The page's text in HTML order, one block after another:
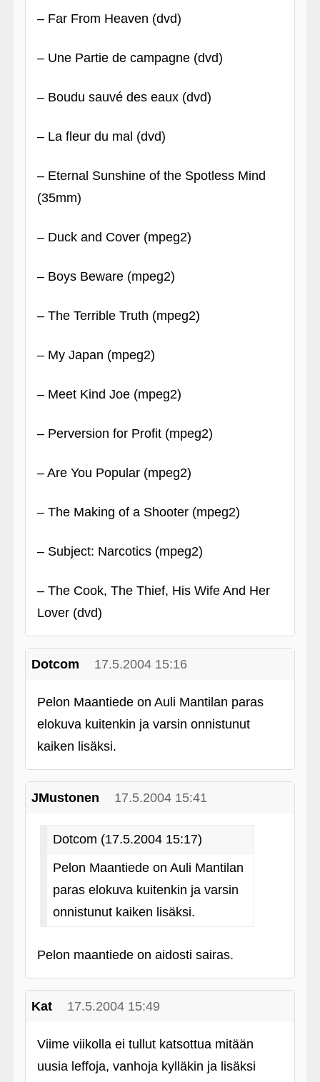
– Far From Heaven (dvd)
– Une Partie de campagne (dvd)
– Boudu sauvé des eaux (dvd)
– La fleur du mal (dvd)
– Eternal Sunshine of the Spotless Mind
(35mm)
– Duck and Cover (mpeg2)
– Boys Beware (mpeg2)
– The Terrible Truth (mpeg2)
– My Japan (mpeg2)
– Meet Kind Joe (mpeg2)
– Perversion for Profit (mpeg2)
– Are You Popular (mpeg2)
– The Making of a Shooter (mpeg2)
– Subject: Narcotics (mpeg2)
– The Cook, The Thief, His Wife And Her
Lover (dvd)
Dotcom 17.5.2004 15:16
Pelon Maantiede on Auli Mantilan paras
elokuva kuitenkin ja varsin onnistunut
kaiken lisäksi.
JMustonen 17.5.2004 15:41
Dotcom (17.5.2004 15:17)
Pelon Maantiede on Auli Mantilan
paras elokuva kuitenkin ja varsin
onnistunut kaiken lisäksi.
Pelon maantiede on aidosti sairas.
Kat 17.5.2004 15:49
Viime viikolla ei tullut katsottua mitään
uusia leffoja, vanhoja kylläkin ja lisäksi